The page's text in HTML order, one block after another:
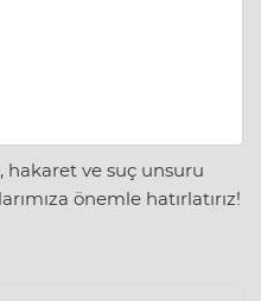
hakaret ve suç unsuru
önemle hatırlatırız!